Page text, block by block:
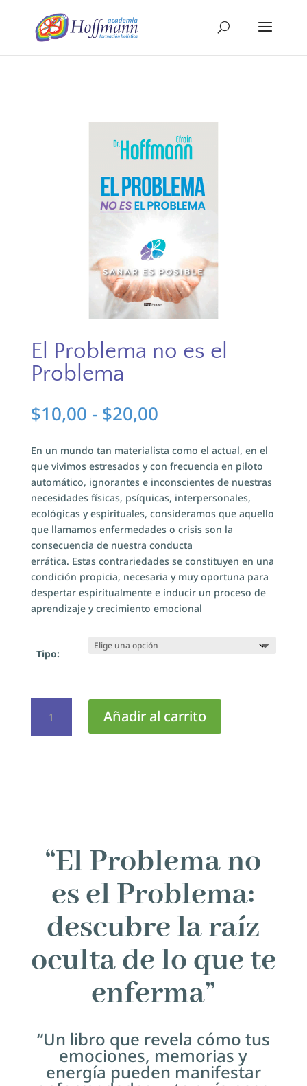
El Problema no es el
Problema
$10,00 - $20,00Rango
precios:
desde
$10,00
hasta
$20,00
En un mundo tan materialista como el actual, en el
que vivimos estresados y con frecuencia en piloto
automático, ignorantes e inconscientes de nuestras
necesidades físicas, psíquicas, interpersonales,
ecológicas y espirituales, consideramos que aquello
que llamamos enfermedades o crisis son la
consecuencia de nuestra conducta
errática. Estas contrariedades se constituyen en una
condición propicia, necesaria y muy oportuna para
despertar espiritualmente e inducir un proceso de
aprendizaje y crecimiento emocional
Tipo:
Problema
no
Añadir al carrito
“El Problema no
es el Problema:
descubre la raíz
oculta de lo que te
enferma”
“Un libro que revela cómo tus
emociones, memorias y
energía pueden manifestar